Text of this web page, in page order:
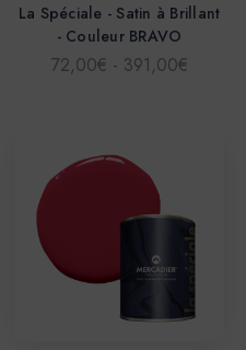
La Spéciale - Satin à Brillant
- Couleur BRAVO
72,00€ - 391,00€